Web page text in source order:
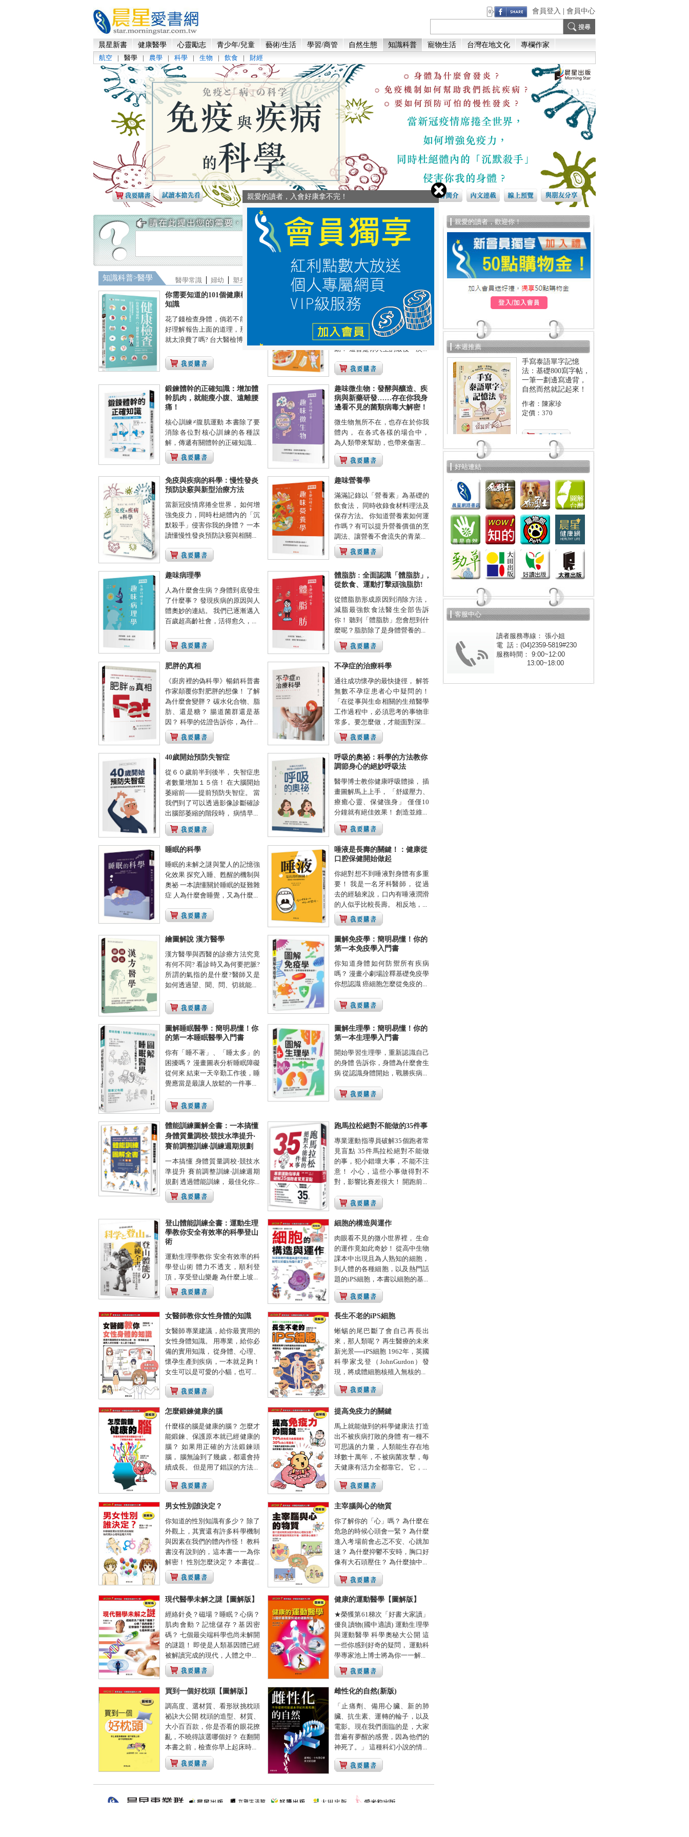
0 會員登入 會員中心
晨星新書 健康醫學 心靈勵志 青少年/兒童 藝術/生活 學習/商管 自然生態 知識科普 寵物生活 台灣在地文化
專欄作家
航空
| 醫學 | 農學 | 科學 | 生物 | 飲食 | 財經
知識科普>醫學 醫學常識 婦幼 塑身運動 新陳代謝 其他部位
科學常識
你需要知道的101個健康檢查
知識
花了錢檢查身體，倘若不能夠好
好理解報告上面的道理，那麼不
就太浪費了嗎? 台大醫檢博士...
無壓力瘦身法：營養師教你超
商、外食、喝酒、食材選擇的
瘦身法
一個月減重2～3公斤！ 什麼都
能吃！ 不用戒酒也不用辛苦運
動！ 這會是你人生的最後一次...
鍛鍊體幹的正確知識：增加體
幹肌肉，就能瘦小腹、遠離腰
痛！
核心訓練≠腹肌運動 本書除了要
消除各位對核心訓練的各種誤
解，傳遞有關體幹的正確知識...
趣味微生物：發酵與釀造、疾
病與新藥研發……存在你我身
邊看不見的菌類病毒大解密！
微生物無所不在，也存在於你我
體內， 在各式各樣的場合中，
為人類帶來幫助，也帶來傷害...
免疫與疾病的科學：慢性發炎
預防訣竅與新型治療方法
當新冠疫情席捲全世界， 如何增
強免疫力，同時杜絕體內的「沉
默殺手」侵害你我的身體？ 一本
讀懂慢性發炎預防訣竅與相關...
趣味營養學
滿滿記錄以「營養素」為基礎的
飲食法， 同時收錄食材料理法及
保存方法。 你知道營養素如何運
作嗎？有可以提升營養價值的烹
調法、讓營養不會流失的青菜...
趣味病理學
人為什麼會生病？身體到底發生
了什麼事？ 發現疾病的原因與人
體奧妙的連結。 我們已逐漸邁入
百歲超高齡社會，活得愈久，...
體脂肪 : 全面認識「體脂肪」,
從飲食、運動打擊頑強脂肪!
從體脂肪形成原因到消除方法，
減脂最強飲食法醫生全部告訴
你！ 聽到「體脂肪」您會想到什
麼呢？脂肪除了是身體營養的...
肥胖的真相
《廚房裡的偽科學》暢銷科普書
作家顛覆你對肥胖的想像！ 了解
為什麼會變胖？ 碳水化合物、脂
肪、還是糖？ 腸道菌群還是基
因？ 科學的佐證告訴你，為什...
不孕症的治療科學
通往成功懷孕的最快捷徑， 解答
無數不孕症患者心中疑問的！
「在從事與生命相關的生殖醫學
工作過程中，必須思考的事物非
常多。要怎麼做，才能面對深...
40歲開始預防失智症
從６０歲前半到後半， 失智症患
者數量增加１５倍！ 在大腦開始
萎縮前——提前預防失智症。 當
我們到了可以透過影像診斷確診
出腦部萎縮的階段時， 病情早...
呼吸的奧祕：科學的方法教你
調節身心的絕妙呼吸法
醫學博士教你健康呼吸體操， 插
畫圖解馬上上手， 「舒緩壓力、
療癒心靈、保健強身」 僅僅10
分鐘就有絕佳效果！ 創造並維...
睡眠的科學
睡眠的未解之謎與驚人的記憶強
化效果 探究入睡、甦醒的機制與
奧祕 一本讀懂關於睡眠的疑難雜
症 人為什麼會睡覺，又為什麼...
唾液是長壽的關鍵！：健康從
口腔保健開始做起
你絕對想不到唾液對身體有多重
要！ 我是一名牙科醫師， 從過
去的經驗來說，口內有唾液潤滑
的人似乎比較長壽。 相反地，...
繪圖解說 漢方醫學
漢方醫學與西醫的診療方法究竟
有何不同? 看診時又為何要把脈?
所謂的氣指的是什麼?醫師又是
如何透過望、聞、問、切就能...
圖解免疫學：簡明易懂！你的
第一本免疫學入門書
你知道身體如何防禦所有疾病
嗎？ 漫畫小劇場詮釋基礎免疫學
你想認識 癌細胞怎麼從免疫的...
圖解睡眠醫學：簡明易懂！你
的第一本睡眠醫學入門書
你有「睡不著」、「睡太多」的
困擾嗎？ 漫畫圖表分析睡眠障礙
從何來 結束一天辛勤工作後，睡
覺應當是最讓人放鬆的一件事...
圖解生理學：簡明易懂！你的
第一本生理學入門書
開始學習生理學，重新認識自己
的身體 告訴你，身體為什麼會生
病 從認識身體開始，戰勝疾病...
體能訓練圖解全書：一本搞懂
身體質量調校‧競技水準提升‧
賽前調整訓練‧訓練週期規劃
一本搞懂 身體質量調校‧競技水
準提升 賽前調整訓練‧訓練週期
規劃 透過體能訓練， 最佳化你...
跑馬拉松絕對不能做的35件事
專業運動指導員破解35個跑者常
見盲點 35件馬拉松絕對不能做
的事，犯小錯壞大事，不能不注
意！ 小心，這些小事做得對不
對，影響比賽差很大！ 開跑前...
登山體能訓練全書：運動生理
學教你安全有效率的科學登山
術
運動生理學教你 安全有效率的科
學登山術 體力不透支，順利登
頂，享受登山樂趣 為什麼上坡...
細胞的構造與運作
肉眼看不見的微小世界裡， 生命
的運作竟如此奇妙！ 從高中生物
課本中出現且為人熟知的細胞，
到人體的各種細胞，以及熱門話
題的iPS細胞，本書以細胞的基...
女醫師教你女性身體的知識
女醫師專業建議，給你最實用的
女性身體知識。 用專業，給你必
備的實用知識， 從身體、心理、
懷孕生產到疾病，一本就足夠！
女生可以是可愛的小貓，也可...
長生不老的iPS細胞
蜥蜴的尾巴斷了會自己再長出
來，那人類呢？ 再生醫療的未來
新光景──iPS細胞 1962年，英國
科學家戈登（JohnGurdon）發
現，將成體細胞核殖入無核的...
怎麼鍛鍊健康的腦
什麼樣的腦是健康的腦？ 怎麼才
能鍛鍊、保護原本就已經健康的
腦？ 如果用正確的方法鍛鍊頭
腦， 腦無論到了幾歲，都還會持
續成長。 但是用了錯誤的方法...
提高免疫力的關鍵
馬上就能做到的科學健康法 打造
出不被疾病打敗的身體 有一種不
可思議的力量，人類能生存在地
球數十萬年，不被病菌攻擊，每
天健康有活力全都靠它。 它，...
男女性別誰決定？
你知道的性別知識有多少？ 除了
外觀上，其實還有許多科學機制
與因素在我們的體內作怪！ 教科
書沒有說到的，這本書一一為你
解密！ 性別怎麼決定？ 本書從...
主宰腦與心的物質
你了解你的「心」嗎？ 為什麼在
危急的時候心頭會一緊？ 為什麼
進入考場前會忐忑不安、心跳加
速？ 為什麼抑鬱不安時，胸口好
像有大石頭壓住？ 為什麼抽中...
現代醫學未解之謎【圖解版】
經絡針灸？磁場？睡眠？心病？
肌肉會動？記憶儲存？基因密
碼？ 七個最尖端科學也尚未解開
的謎題！ 即使是人類基因體已經
被解讀完成的現代，人體之中...
健康的運動醫學【圖解版】
★榮獲第61梯次「好書大家讀」
優良讀物(國中適讀) 運動生理學
與運動醫學 科學奧秘大公開 這
一些你感到好奇的疑問， 運動科
學專家池上博士將為你一一解...
買到一個好枕頭【圖解版】
調高度、選材質、看形狀挑枕頭
祕訣大公開 枕頭的造型、材質、
大小百百款，你是否看的眼花撩
亂，不曉得該選哪個好？ 在翻開
本書之前，檢查你早上起床時...
雌性化的自然(新版)
「止痛劑、備用心臟、新的肺
臟、抗生素、運轉的輪子，以及
電影。現在我們面臨的是，大家
普遍有夢醒的感覺，因為他們的
神死了。」 這種科幻小說的情...
親愛的讀者，歡迎你！
本週推薦
手寫泰語單字記憶
法：基礎800寫字帖，
一筆一劃邊寫邊背，
自然而然就記起來！
作者：陳家珍
定價：370
好站連結
客服中心
讀者服務專線： 張小姐
電 話：(04)2359-5819#230
服務時間： 9:00~12:00
13:00~18:00
親愛的讀者，入會好康拿不完！